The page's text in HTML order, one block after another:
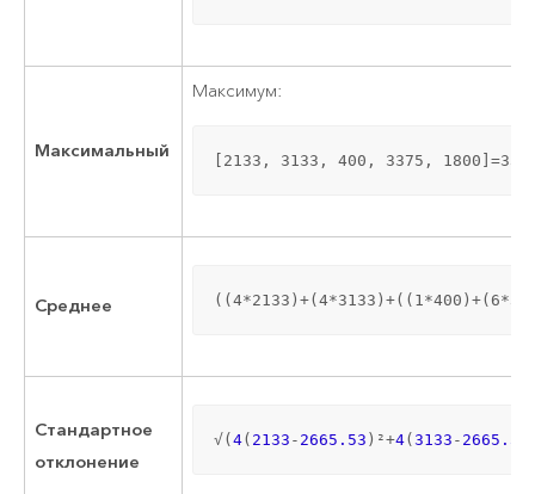
Максимальный
Максимум:
[2133, 3133, 400, 3375,
Среднее
Стандартное
отклонение
√(4( 2133 - 2665.53 )²+4(3133 - 2665.53